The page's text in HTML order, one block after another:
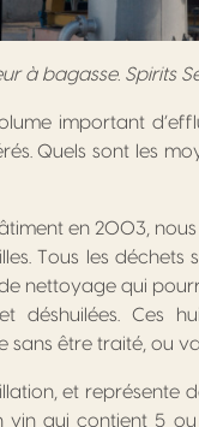
à bagasse. Spirits
important
Quels sont les
en 2003,
Tous les
nettoyage qui
déshuilées. Ces
sans être traité, ou
et représente
qui contient 5 ou